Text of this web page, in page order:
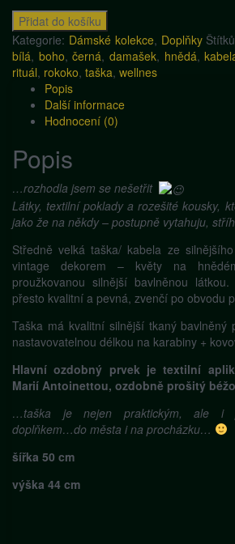
1
400,00 Kč.
"Marie
Antoinetta",
větší
taška/
kabela
množství
Přidat do košíku
Kategorie: Dámské kolekce, Doplňky
bílá, boho,černá, damašek, hnědá,
rituál, rokoko, taška, wellnes
Popis
Další informace
Hodnocení (0)
Popis
…rozhodla jsem se nešetřit
Látky, textilní poklady a rozešité kousky,
jako že na někdy – postupně vytahuju,
Středně velká taška/ kabela ze
vintage dekorem – květy na
proužkovanou silnější bavlněnou
přesto kvalitní a pevná, zvenčí po obvodu
Taška má kvalitní silnější tkaný bavlněný
nastavovatelnou délkou na karabiny +
Hlavní ozdobný prvek je textilní
Marií Antoinettou, ozdobně prošitý
…taška je nejen praktickým, ale i
doplňkem…do města i na procházku…
šířka 50 cm
výška 44 cm